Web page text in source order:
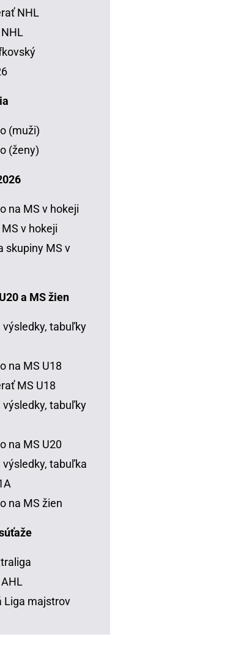
NHL
(muži)
(ženy)
na MS v hokeji
v hokeji
skupiny MS v
a MS žien
výsledky, tabuľky
na MS U18
MS U18
výsledky, tabuľky
na MS U20
výsledky, tabuľka
na MS žien
Liga majstrov